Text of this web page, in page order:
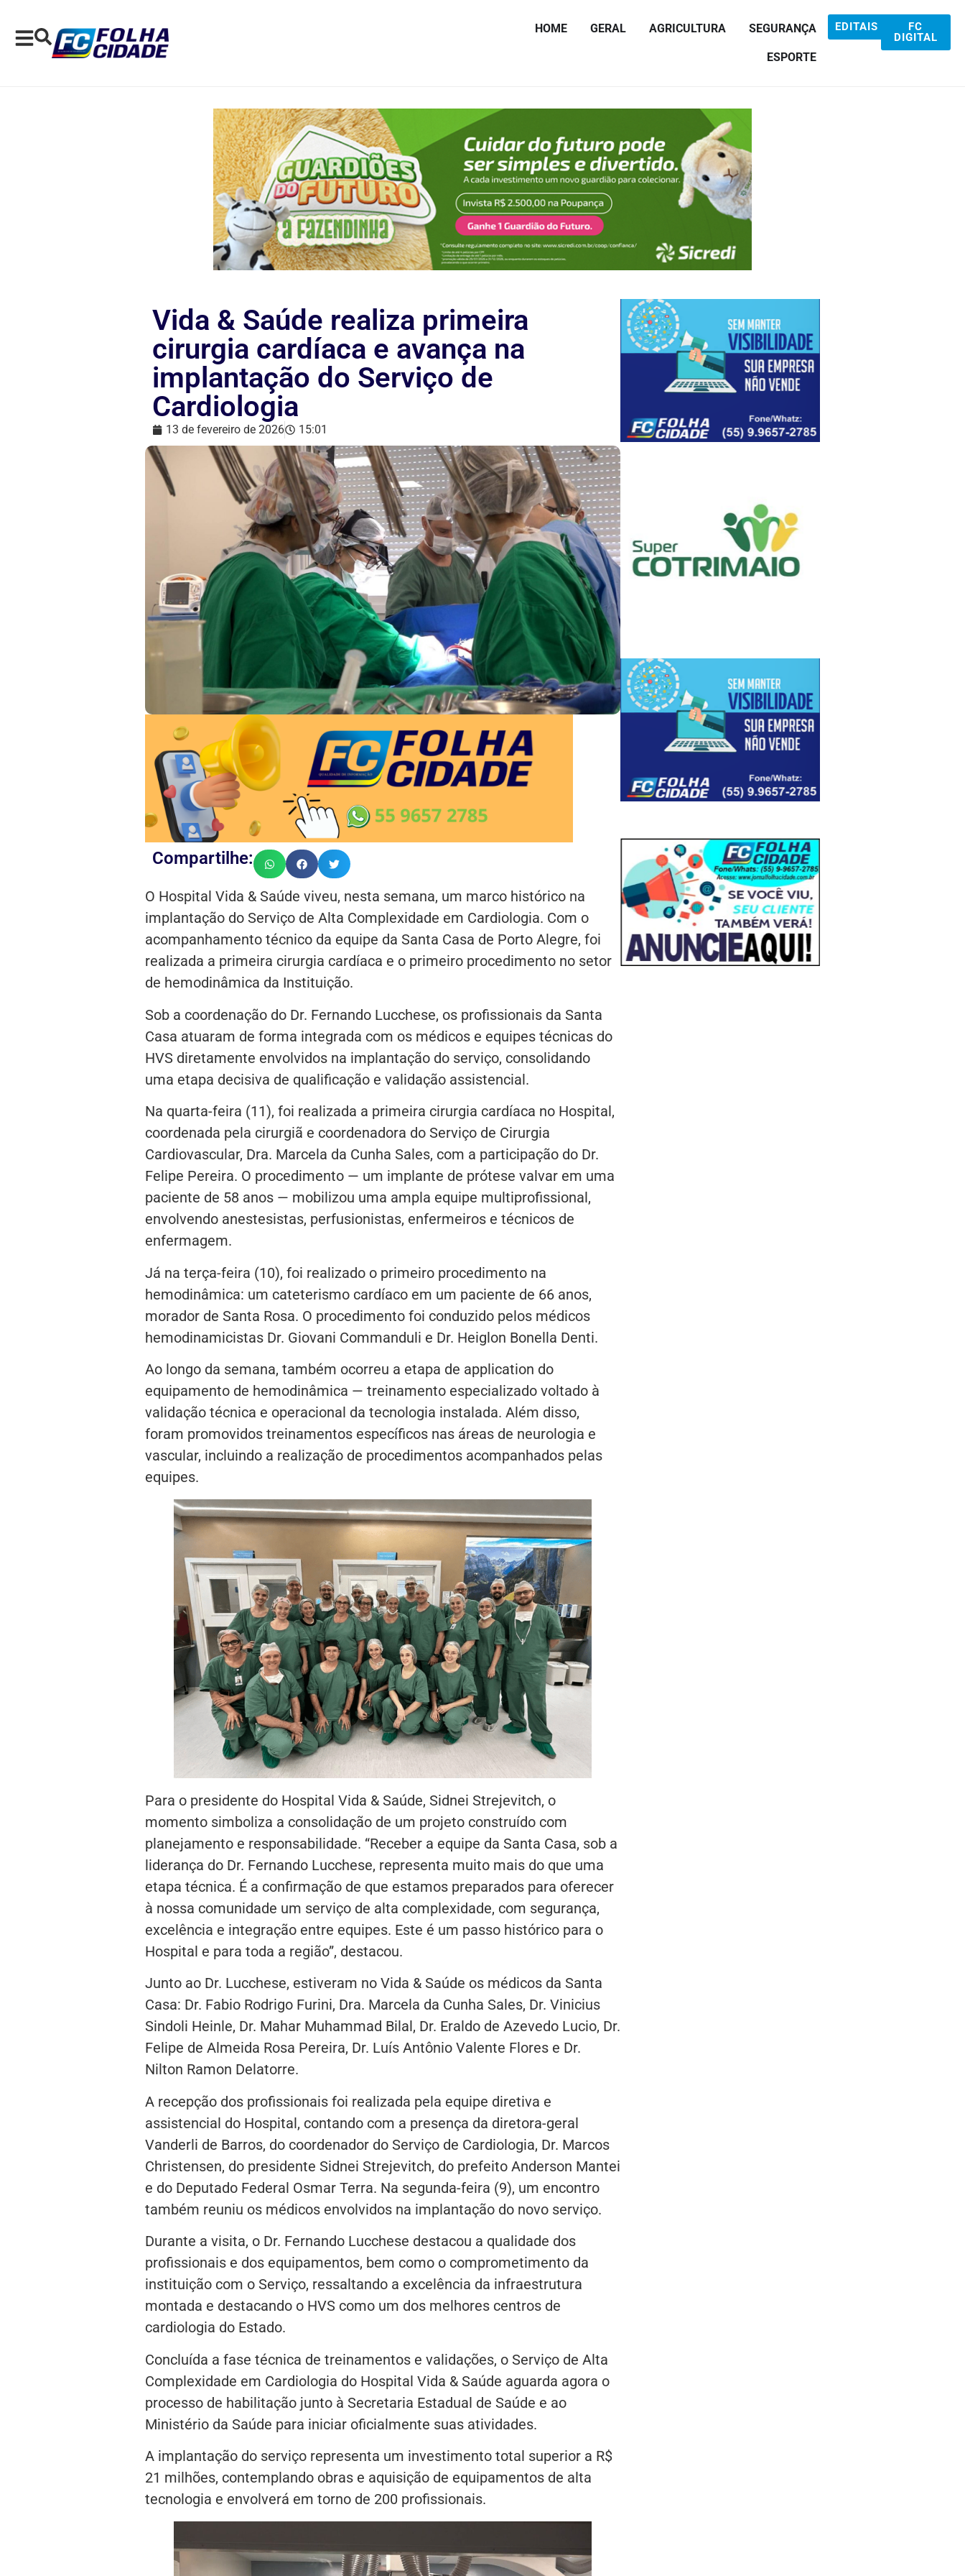
HOME GERAL AGRICULTURA SEGURANÇA
ESPORTE
EDITAIS
FC
DIGITAL
Vida & Saúde realiza primeira
cirurgia cardíaca e avança na
implantação do Serviço de
Cardiologia
13 de fevereiro de 2026 15:01
Compartilhe:
O Hospital Vida & Saúde viveu, nesta semana, um marco histórico na
implantação do Serviço de Alta Complexidade em Cardiologia. Com o
acompanhamento técnico da equipe da Santa Casa de Porto Alegre, foi
realizada a primeira cirurgia cardíaca e o primeiro procedimento no setor
de hemodinâmica da Instituição.
Sob a coordenação do Dr. Fernando Lucchese, os profissionais da Santa
Casa atuaram de forma integrada com os médicos e equipes técnicas do
HVS diretamente envolvidos na implantação do serviço, consolidando
uma etapa decisiva de qualificação e validação assistencial.
Na quarta-feira (11), foi realizada a primeira cirurgia cardíaca no Hospital,
coordenada pela cirurgiã e coordenadora do Serviço de Cirurgia
Cardiovascular, Dra. Marcela da Cunha Sales, com a participação do Dr.
Felipe Pereira. O procedimento — um implante de prótese valvar em uma
paciente de 58 anos — mobilizou uma ampla equipe multiprofissional,
envolvendo anestesistas, perfusionistas, enfermeiros e técnicos de
enfermagem.
Já na terça-feira (10), foi realizado o primeiro procedimento na
hemodinâmica: um cateterismo cardíaco em um paciente de 66 anos,
morador de Santa Rosa. O procedimento foi conduzido pelos médicos
hemodinamicistas Dr. Giovani Commanduli e Dr. Heiglon Bonella Denti.
Ao longo da semana, também ocorreu a etapa de application do
equipamento de hemodinâmica — treinamento especializado voltado à
validação técnica e operacional da tecnologia instalada. Além disso,
foram promovidos treinamentos específicos nas áreas de neurologia e
vascular, incluindo a realização de procedimentos acompanhados pelas
equipes.
Para o presidente do Hospital Vida & Saúde, Sidnei Strejevitch, o
momento simboliza a consolidação de um projeto construído com
planejamento e responsabilidade. “Receber a equipe da Santa Casa, sob a
liderança do Dr. Fernando Lucchese, representa muito mais do que uma
etapa técnica. É a confirmação de que estamos preparados para oferecer
à nossa comunidade um serviço de alta complexidade, com segurança,
excelência e integração entre equipes. Este é um passo histórico para o
Hospital e para toda a região”, destacou.
Junto ao Dr. Lucchese, estiveram no Vida & Saúde os médicos da Santa
Casa: Dr. Fabio Rodrigo Furini, Dra. Marcela da Cunha Sales, Dr. Vinicius
Sindoli Heinle, Dr. Mahar Muhammad Bilal, Dr. Eraldo de Azevedo Lucio, Dr.
Felipe de Almeida Rosa Pereira, Dr. Luís Antônio Valente Flores e Dr.
Nilton Ramon Delatorre.
A recepção dos profissionais foi realizada pela equipe diretiva e
assistencial do Hospital, contando com a presença da diretora-geral
Vanderli de Barros, do coordenador do Serviço de Cardiologia, Dr. Marcos
Christensen, do presidente Sidnei Strejevitch, do prefeito Anderson Mantei
e do Deputado Federal Osmar Terra. Na segunda-feira (9), um encontro
também reuniu os médicos envolvidos na implantação do novo serviço.
Durante a visita, o Dr. Fernando Lucchese destacou a qualidade dos
profissionais e dos equipamentos, bem como o comprometimento da
instituição com o Serviço, ressaltando a excelência da infraestrutura
montada e destacando o HVS como um dos melhores centros de
cardiologia do Estado.
Concluída a fase técnica de treinamentos e validações, o Serviço de Alta
Complexidade em Cardiologia do Hospital Vida & Saúde aguarda agora o
processo de habilitação junto à Secretaria Estadual de Saúde e ao
Ministério da Saúde para iniciar oficialmente suas atividades.
A implantação do serviço representa um investimento total superior a R$
21 milhões, contemplando obras e aquisição de equipamentos de alta
tecnologia e envolverá em torno de 200 profissionais.